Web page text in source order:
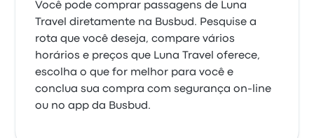
Você pode comprar passagens de Luna
Travel diretamente na Busbud. Pesquise a
rota que você deseja, compare vários
horários e preços que Luna Travel oferece,
escolha o que for melhor para você e
conclua sua compra com segurança on-line
ou no app da Busbud.